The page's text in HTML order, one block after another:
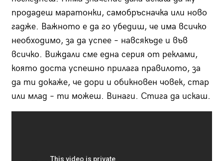
продадеш маратонки, самобръсначка или ново
гадже. Важното е да го убедиш, че има всичко
необходимо, за да успее – навсякъде и във
всичко. Виждали сме една серия от реклами,
която доста успешно прилага правилото, за
да ти докаже, че дори и обикновен човек, стар
или млад – ти можеш. Винаги. Стига да искаш.